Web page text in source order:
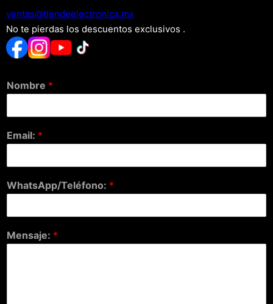
xm.acinortceleedneit@satnev
No te pierdas los descuentos exclusivos .
Nombre *
Email: *
WhatsApp/Teléfono: *
Mensaje: *